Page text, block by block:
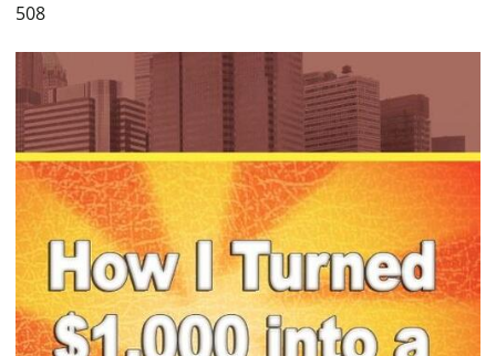
508